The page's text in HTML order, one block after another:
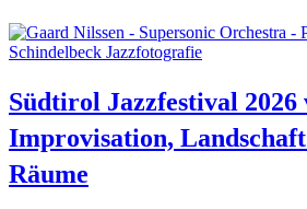
Südtirol Jazzfestival
Improvisation,
Räume